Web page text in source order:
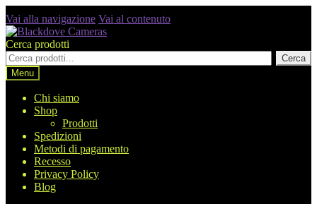
Vai alla navigazione Vai al contenuto
Cerca prodotti
Cerca
Menu
Chi siamo
Shop
Prodotti
Spedizioni
Metodi di pagamento
Recesso
Privacy Policy
Blog